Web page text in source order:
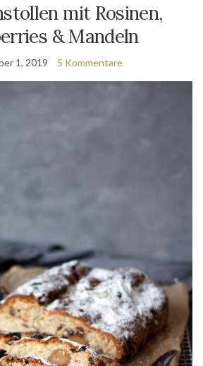
mit Rosinen,
& Mandeln
1, 2019 5 Kommentare